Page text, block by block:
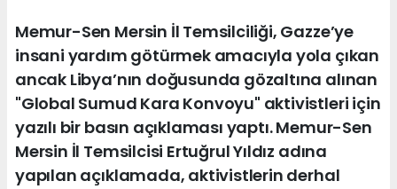
Memur-Sen Mersin İl Temsilciliği, Gazze’ye
insani yardım götürmek amacıyla yola çıkan
ancak Libya’nın doğusunda gözaltına alınan
"Global Sumud Kara Konvoyu" aktivistleri için
yazılı bir basın açıklaması yaptı. Memur-Sen
Mersin İl Temsilcisi Ertuğrul Yıldız adına
yapılan açıklamada, aktivistlerin derhal